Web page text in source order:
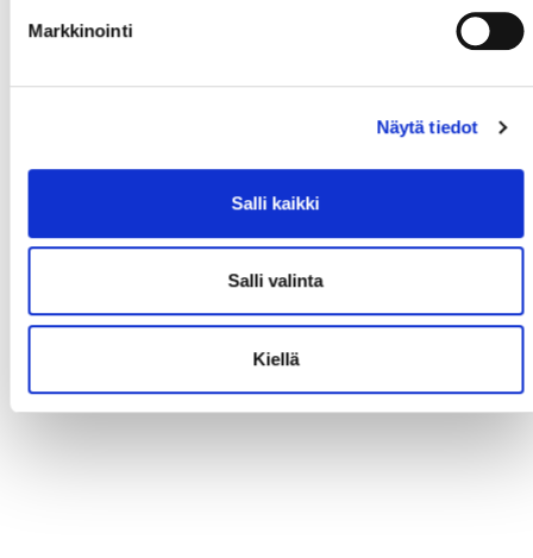
Markkinointi
Näytä tiedot
Salli kaikki
Salli valinta
Kiellä